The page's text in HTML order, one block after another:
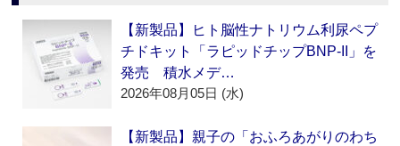
【新製品】ヒト脳性ナトリウム利尿ペプ
チドキット「ラピッドチップBNP-II」を
発売 積水メデ…
2026年08月05日 (水)
【新製品】親子の「おふろあがりのわち